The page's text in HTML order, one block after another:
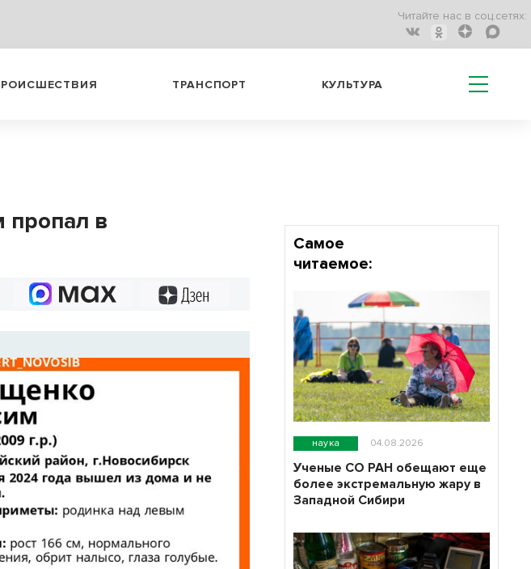
Читайте нас в соц.сетях:
ТРАНСПОРТ КУЛЬТУРА
в
Самое
читаемое:
наука 04.08.2026
Ученые СО РАН обещают еще
более экстремальную жару в
Западной Сибири